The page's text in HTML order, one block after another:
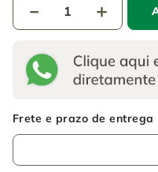
＋
－